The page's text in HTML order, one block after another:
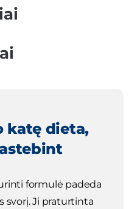
katę dieta,
formulė padeda
svorį. Ji praturtinta